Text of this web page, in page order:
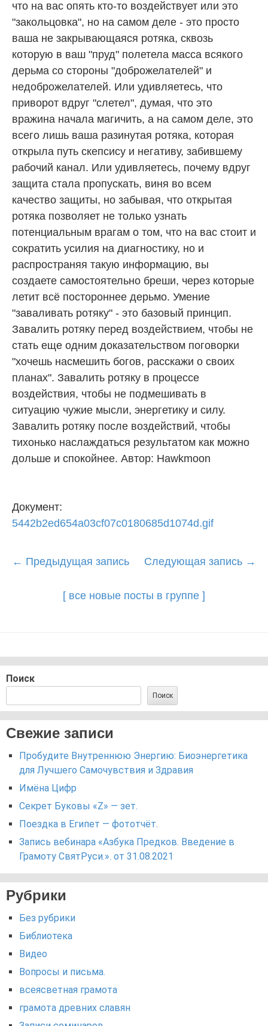
что на вас опять кто-то воздействует или это
"закольцовка", но на самом деле - это просто
ваша не закрывающаяся ротяка, сквозь
которую в ваш "пруд" полетела масса всякого
дерьма со стороны "доброжелателей" и
недоброжелателей. Или удивляетесь, что
приворот вдруг "слетел", думая, что это
вражина начала магичить, а на самом деле, это
всего лишь ваша разинутая ротяка, которая
открыла путь скепсису и негативу, забившему
рабочий канал. Или удивляетесь, почему вдруг
защита стала пропускать, виня во всем
качество защиты, но забывая, что открытая
ротяка позволяет не только узнать
потенциальным врагам о том, что на вас стоит и
сократить усилия на диагностику, но и
распространяя такую информацию, вы
создаете самостоятельно бреши, через которые
летит всё постороннее дерьмо. Умение
"заваливать ротяку" - это базовый принцип.
Завалить ротяку перед воздействием, чтобы не
стать еще одним доказательством поговорки
"хочешь насмешить богов, расскажи о своих
планах". Завалить ротяку в процессе
воздействия, чтобы не подмешивать в
ситуацию чужие мысли, энергетику и силу.
Завалить ротяку после воздействий, чтобы
тихонько наслаждаться результатом как можно
дольше и спокойнее. Автор: Hawkmoon
Документ:
5442b2ed654a03cf07c0180685d1074d.gif
Post
← Предыдущая запись Следующая запись →
[ все новые посты в группе ]
Поиск
Поиск
Свежие записи
Пробудите Внутреннюю Энергию: Биоэнергетика
для Лучшего Самочувствия и Здравия
Имёна Цифр
Секрет Буковы «Z» — зет.
Поездка в Египет — фототчёт.
Запись вебинара «Азбука Предков. Введение в
Грамоту СвятРуси.». от 31.08.2021
Рубрики
Без рубрики
Библиотека
Видео
Вопросы и письма.
всеясветная грамота
грамота древних славян